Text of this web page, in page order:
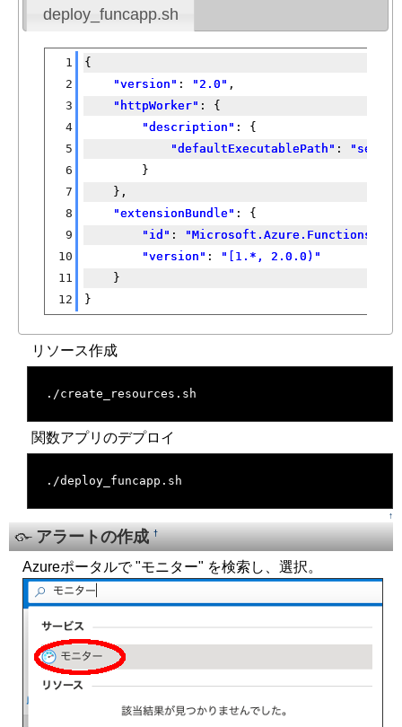
deploy_funcapp.sh
1
2
3
4
5
6
7
8
9
10
11
12
{
"version" : " 2 .0 " ,
"httpWorker" : {
"description" : {
"defaultExecutablePath" :
        }
    },
"extensionBundle" : {
"id" :
"version" : "[1.*, 2 .0 .0 )"
    }
}
リソース作成
./create_resources.sh
関数アプリのデプロイ
./deploy_funcapp.sh
↑
アラートの作成†
Azureポータルで "モニター" を検索し、選択。